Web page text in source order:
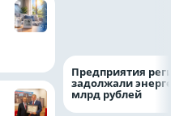
Предприятия
задолжали
млрд рублей